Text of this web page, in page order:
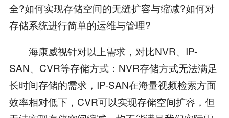
全?如何实现存储空间的无缝扩容与缩减?如何对
存储系统进行简单的运维与管理?
海康威视针对以上需求，对比NVR、IP-
SAN、CVR等存储方式：NVR存储方式无法满足
长时间存储的需求，IP-SAN在海量视频检索方面
效率相对低下，CVR可以实现存储空间扩容，但